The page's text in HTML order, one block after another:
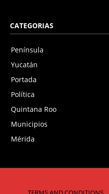
CATEGORIAS
Península
Yucatán
Portada
Política
Quintana Roo
Municipios
Mérida